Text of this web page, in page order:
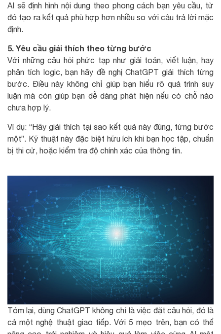
AI sẽ định hình nội dung theo phong cách bạn yêu cầu, từ
đó tạo ra kết quả phù hợp hơn nhiều so với câu trả lời mặc
định.
5. Yêu cầu giải thích theo từng bước
Với những câu hỏi phức tạp như giải toán, viết luận, hay
phân tích logic, bạn hãy đề nghị ChatGPT giải thích từng
bước. Điều này không chỉ giúp bạn hiểu rõ quá trình suy
luận mà còn giúp bạn dễ dàng phát hiện nếu có chỗ nào
chưa hợp lý.
Ví dụ: “Hãy giải thích tại sao kết quả này đúng, từng bước
một”. Kỹ thuật này đặc biệt hữu ích khi bạn học tập, chuẩn
bị thi cử, hoặc kiểm tra độ chính xác của thông tin.
Tóm lại, dùng ChatGPT không chỉ là việc đặt câu hỏi, đó là
cả một nghệ thuật giao tiếp. Với 5 mẹo trên, bạn có thể